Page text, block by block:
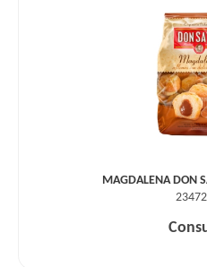
MAGDALENA DON
23472